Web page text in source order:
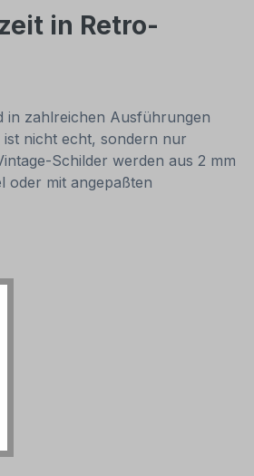
in Retro-
in zahlreichen Ausführungen
nicht echt, sondern nur
Schilder werden aus 2 mm
oder mit angepaßten